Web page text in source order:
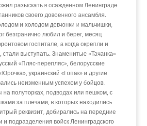
разыскать в осажденном Ленинграде
своего довоенного ансамбля.
и холодом девчонки и мальчишки,
безгранично любил и берег, месяц
госпитале, а когда окрепли и
стали выступать. Знаменитые «Тачанка»
«Пляс-перепляс», белорусские
украинский «Гопак» и другие
неизменным успехом у бойцов.
полуторках, подводах или пешком, с
за плечами, в которых находились
реквизит, добирались на передние
и подразделения войск Ленинградского